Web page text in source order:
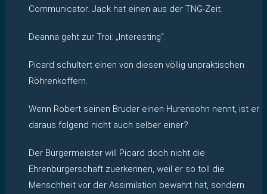
Communicator. Jack hat einen aus der TNG-Zeit.
Deanna geht zur Troi: „Interesting“.
Picard schultert einen von diesen völlig unpraktischen
Röhrenkoffern.
Wenn Robert seinen Bruder einen Hurensohn nennt, ist er
daraus folgend nicht auch selber einer?
Der Bürgermeister will Picard doch nicht die
Ehrenbürgerschaft zuerkennen, weil er so toll die
Menschheit vor der Assimilation bewahrt hat, sondern